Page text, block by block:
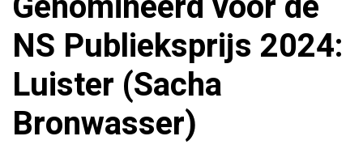
NS Publieksprijs 2024:
Luister (Sacha
Bronwasser)